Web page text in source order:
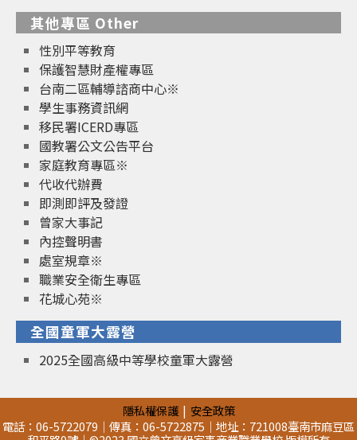
其他專區 Other
性別平等教育
保護智慧財產權專區
台南二區輔導諮商中心※
學生事務資訊網
移民署ICERD專區
國教署公文公告平台
家庭教育專區※
代收代辦費
即測即評及發證
曾家大事記
內控聲明書
處室規章※
職業安全衛生專區
花城心苑※
全國童軍大露營
2025全國高級中等學校童軍大露營
隱私權保護
安全政策
電話：06-5722079｜傳真：06-5722875｜地址：721008臺南市麻豆區